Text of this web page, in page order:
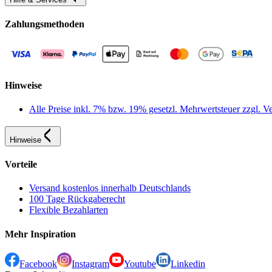
Zahlungsmethoden
Hinweise
Alle Preise inkl. 7% bzw. 19% gesetzl. Mehrwertsteuer zzgl.
Hinweise
Vorteile
Versand kostenlos innerhalb Deutschlands
100 Tage Rückgaberecht
Flexible Bezahlarten
Mehr Inspiration
Facebook Instagram Youtube
Linkedin